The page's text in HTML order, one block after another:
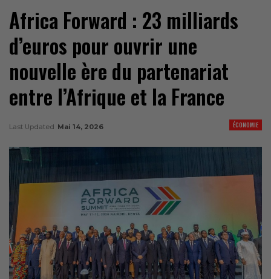
Africa Forward : 23 milliards
d’euros pour ouvrir une
nouvelle ère du partenariat
entre l’Afrique et la France
ÉCONOMIE
Last Updated Mai 14, 2026